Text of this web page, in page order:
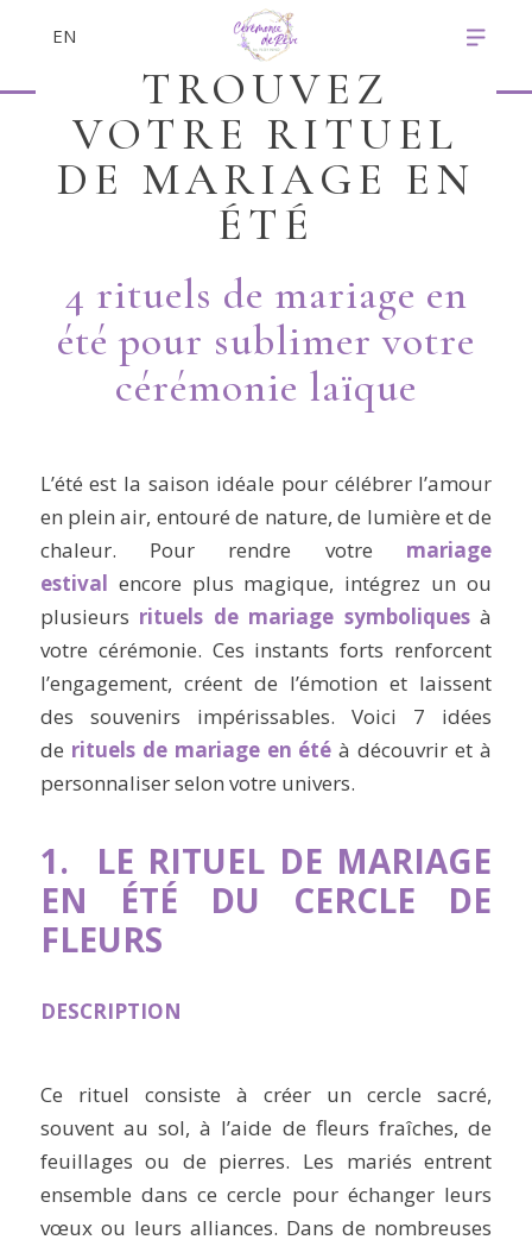
EN
TROUVEZ
VOTRE RITUEL
DE MARIAGE EN
ÉTÉ
4 rituels de mariage en
été pour sublimer votre
cérémonie laïque
L’été est la saison idéale pour célébrer l’amour
en plein air, entouré de nature, de lumière et de
chaleur. Pour rendre votre mariage
estival encore plus magique, intégrez un ou
plusieurs rituels de mariage symboliquesà
votre cérémonie. Ces instants forts renforcent
l’engagement, créent de l’émotion et laissent
des souvenirs impérissables. Voici 7 idées
de rituels de mariage en été à découvrir et à
personnaliser selon votre univers.
1.
LE RITUEL DE MARIAGE
EN ÉTÉ DU CERCLE DE
FLEURS
DESCRIPTION
Ce rituel consiste à créer un cercle sacré,
souvent au sol, à l’aide de fleurs fraîches, de
feuillages ou de pierres. Les mariés entrent
ensemble dans ce cercle pour échanger leurs
vœux ou leurs alliances. Dans de nombreuses